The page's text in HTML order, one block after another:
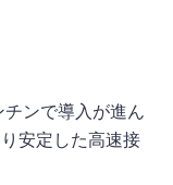
ンで導入が進ん
安定した高速接